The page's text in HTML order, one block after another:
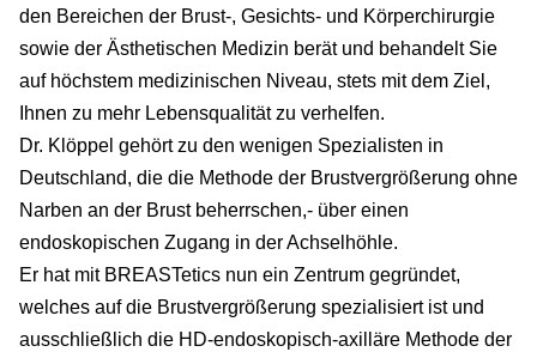
den Bereichen der Brust-, Gesichts- und Körperchirurgie
sowie der Ästhetischen Medizin berät und behandelt Sie
auf höchstem medizinischen Niveau, stets mit dem Ziel,
Ihnen zu mehr Lebensqualität zu verhelfen.
Dr. Klöppel gehört zu den wenigen Spezialisten in
Deutschland, die die Methode der Brustvergrößerung ohne
Narben an der Brust beherrschen,- über einen
endoskopischen Zugang in der Achselhöhle.
Er hat mit BREASTetics nun ein Zentrum gegründet,
welches auf die Brustvergrößerung spezialisiert ist und
ausschließlich die HD-endoskopisch-axilläre Methode der